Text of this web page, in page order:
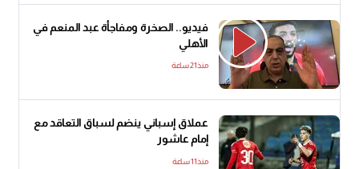
فيديو.. الصخرة ومفاجأة عبد المنعم في
الأهلي
منذ21 ساعة
عملاق إسباني ينضم لسباق التعاقد مع
إمام عاشور
منذ11 ساعة